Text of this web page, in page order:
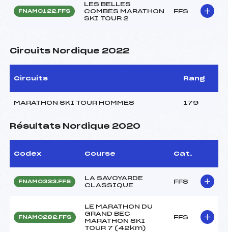
FNAM0122.FFS
LES BELLES
COMBES MARATHON
SKI TOUR 2
FFS
Circuits Nordique 2022
Circuits Rang
MARATHON SKI TOUR HOMMES 179
Résultats Nordique 2020
Codex Course Cat.
FNAM0333.FFS
LA SAVOYARDE
CLASSIQUE
FFS
FNAM0282.FFS
LE MARATHON DU
GRAND BEC
MARATHON SKI
TOUR 7 (42km)
FFS